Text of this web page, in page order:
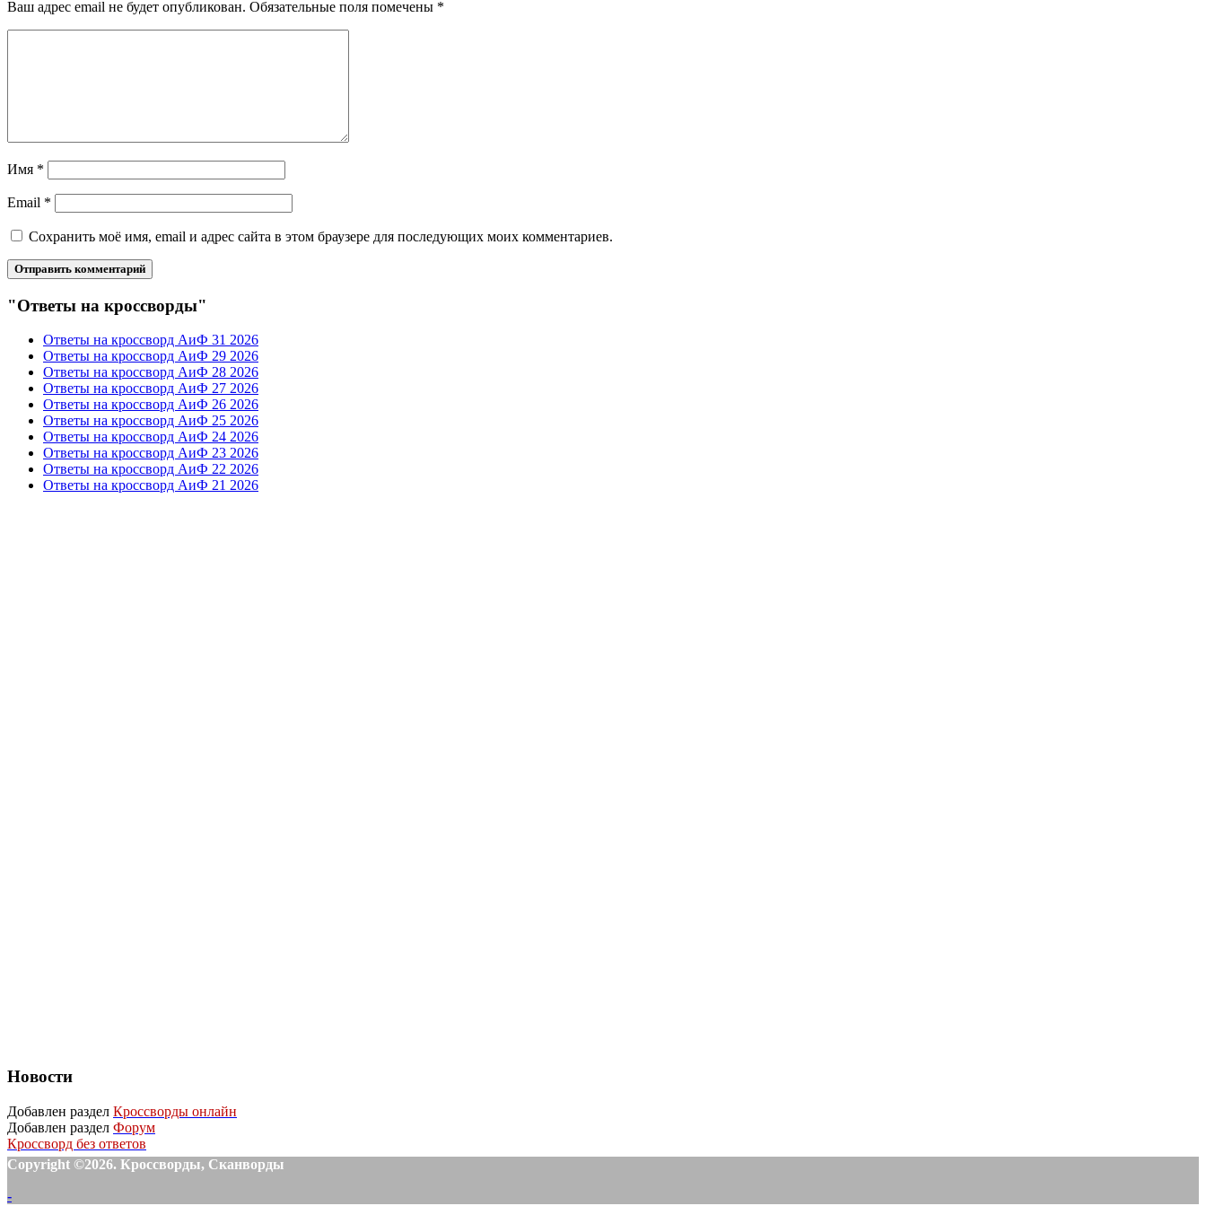
Ваш адрес email не будет опубликован. Обязательные поля помечены *
Имя *
Email *
Сохранить моё имя, email и адрес сайта в этом браузере для последующих моих комментариев.
"Ответы на кроссворды"
Ответы на кроссворд АиФ 31 2026
Ответы на кроссворд АиФ 29 2026
Ответы на кроссворд АиФ 28 2026
Ответы на кроссворд АиФ 27 2026
Ответы на кроссворд АиФ 26 2026
Ответы на кроссворд АиФ 25 2026
Ответы на кроссворд АиФ 24 2026
Ответы на кроссворд АиФ 23 2026
Ответы на кроссворд АиФ 22 2026
Ответы на кроссворд АиФ 21 2026
Новости
Добавлен раздел Кроссворды онлайн
Добавлен раздел Форум
Кроссворд без ответов
Copyright ©2026. Кроссворды, Сканворды
-